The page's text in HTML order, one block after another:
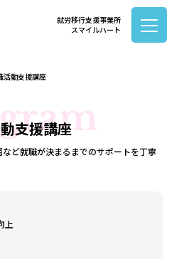
就労移行支援事業所
スマイルハート
活動支援講座
支援講座
ど就職が決まるまでのサポートを丁寧
上